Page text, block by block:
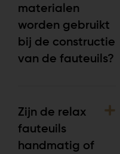
materialen
worden gebruikt
bij de constructie
van de fauteuils?
Zijn de relax
fauteuils
handmatig of